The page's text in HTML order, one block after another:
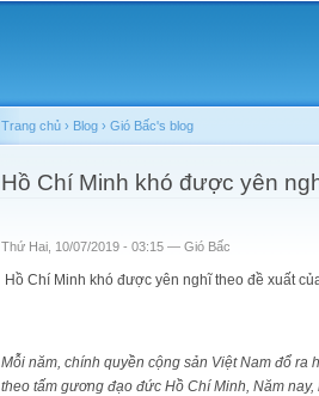
You are here
Trang chủ › Blog › Gió Bấc's blog
Hồ Chí Minh khó được yên
Thứ Hai, 10/07/2019 - 03:15 — Gió Bấc
Hồ Chí Minh khó được yên nghĩ theo đề xuất
Mỗi năm, chính quyền cộng sản Việt Nam đổ
theo tấm gương đạo đức Hồ Chí Minh, Năm